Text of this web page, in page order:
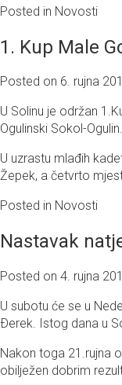
Posted in Novosti
1. Kup Male
Posted on 6. rujna
U Solinu je održan
Ogulinski Sokol-
U uzrastu mlađih
Žepek, a četvrto
Posted in Novosti
Nastavak
Posted on 4. rujna
U subotu će se u
Ðerek. Istog dana u
Nakon toga 21.rujna
obilježen dobrim